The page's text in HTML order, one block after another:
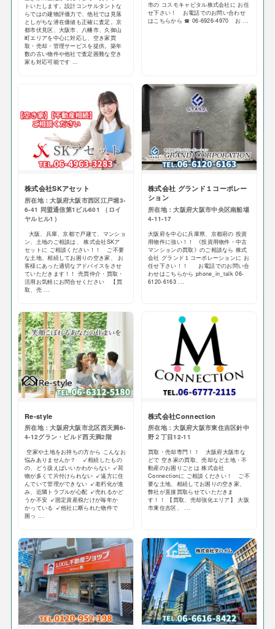
トいたします。設計コンサルタントな
らではの建物評価力で、他社では見落
としがちな潜在価値も正確に査定。京
都市伏見区、大阪市、八幡市、久御山
町エリアを中心に対応し、空き家買
取・売却・管理サービスを提供。築年
数の古い物件や他社で査定困難な空き
家も対応可能です ...
市の コスモキャピタル株式会社に お任
せ下さい！ お電話でのお問い合わせ
はこちらから ☎ 06-6926-4970 お ...
株式会社SKアセット
所在地：大阪府大阪市西区江戸堀3-
6-41 同盟通信第1ビル601 （ロイ
ヤルヒル1）
大阪、兵庫、京都で戸建て、マンショ
ン、土地のご相談は、 株式会社SKア
セットに ご相談ください！！ ご不要
な土地、相続してお困りの空き家、 お
客様にあった適切なアドバイスをさせ
ていただきます！！ 売買仲介・買取・
活用お気軽にお問合せください 【買
取、売 ...
株式会社 グランド１コーポレー
ション
所在地：大阪府大阪市中央区南船場
4-11-17
大阪府を中心に兵庫県、京都府の 投資
用物件に強い！！ 《投資用物件・中古
マンションの買取》のご相談なら 株式
会社 グランド１コーポレーションに お
任せ下さい！！ お電話でのお問い合
わせはこちらから phone_in_talk 06-
6120-6163 ...
Re-style
所在地：大阪府大阪市北区西天満6-
4-12グラン・ビルド西天満2階
空家や土地をお持ちの方から こんなお
悩みありませんか？ ✓相続したもの
の、どう扱えばいいかわからない ✓荷
物が多くて片付けられない ✓遠方に住
んでいて管理ができない ✓老朽化が進
み、近隣トラブルが心配 ✓売れるかど
うか不安 ✓固定資産税だけが毎年か
かっている ✓他社に断られた物件で
困っ ...
株式会社Connection
所在地：大阪府大阪市東住吉区針中
野２丁目12-11
買取・売却専門！！ 大阪府大阪市な
どで 空き家の買取、売却など土地・不
動産のお困りごとは 株式会社
Connectionに ご相談ください！ ご不
要な土地、相続してお困りの空き家、
弊社が直接買取らせていただきま
す！！ 【買取、売却強化エリア】 大阪
市東住吉区、 ...